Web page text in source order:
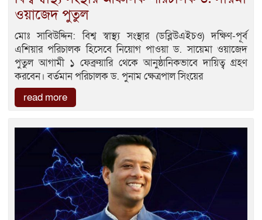
ওয়াজেদ পুতুল
মোঃ সাবিউদ্দিন: বিশ্ব স্বাস্থ্য সংস্থার (ডব্লিউএইচও) দক্ষিণ-পূর্ব
এশিয়ার পরিচালক হিসেবে নিয়োগ পাওয়া ড. সায়েমা ওয়াজেদ
পুতুল আগামী ১ ফেব্রুয়ারি থেকে আনুষ্ঠানিকভাবে দায়িত্ব গ্রহণ
করবেন। বর্তমান পরিচালক ড. পুনাম ক্ষেত্রপাল সিংয়ের
read more